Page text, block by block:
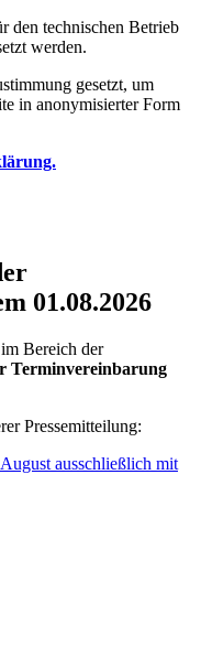
den technischen Betrieb
werden.
gesetzt, um
in anonymisierter Form
01.08.2026
Bereich der
Terminvereinbarung
Pressemitteilung:
ausschließlich mit